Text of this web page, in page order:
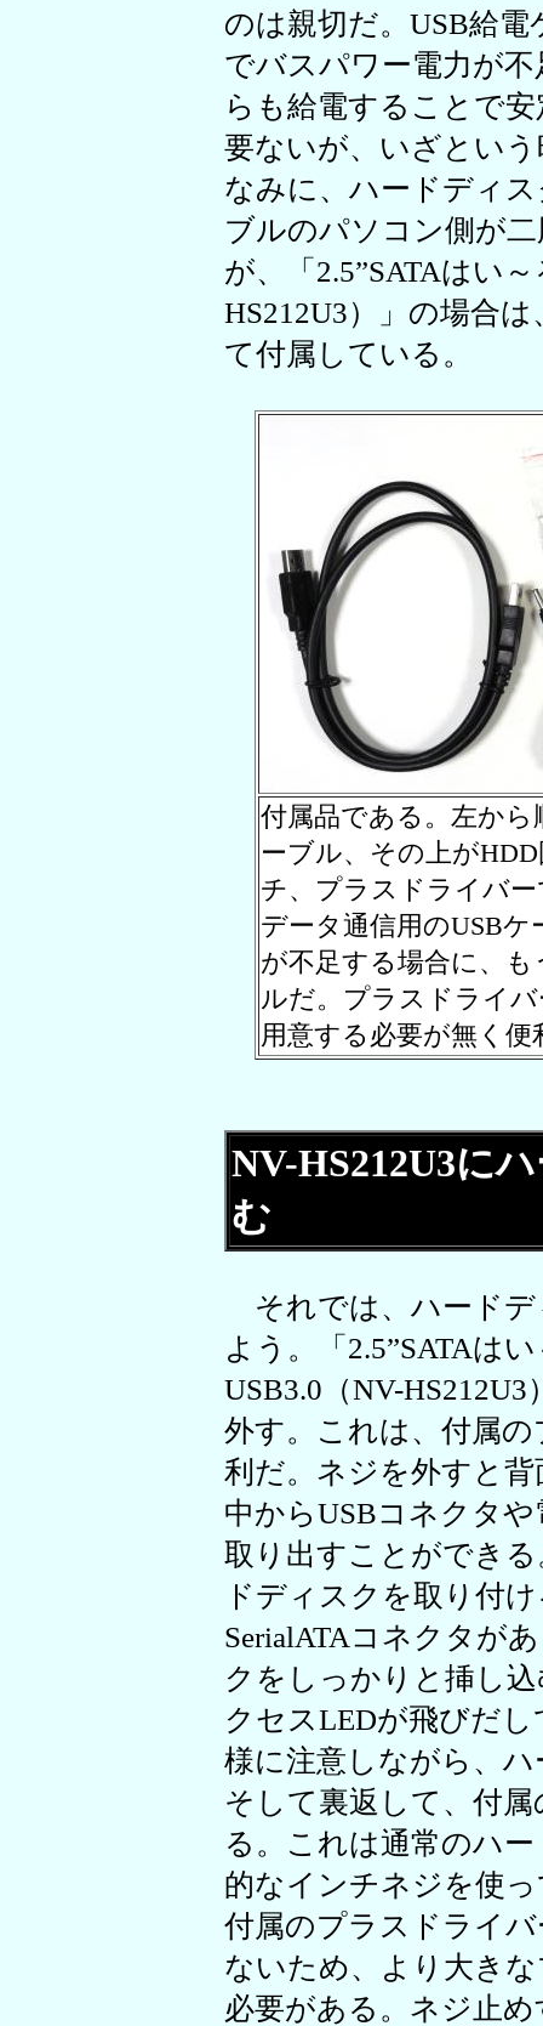
のは親切だ。USB給
でバスパワー電力が
らも給電することで
要ないが、いざとい
なみに、ハードディ
ブルのパソコン側が
が、「2.5”SATAはい～
HS212U3）」の場合
て付属している。
付属品である。左から
ーブル、その上が
チ、プラスドライバ
データ通信用のUSB
が不足する場合に、
ルだ。プラスドライ
用意する必要が無く便
NV-HS212U3に
む
それでは、ハードデ
よう。「2.5”SATAは
USB3.0（NV-
外す。これは、付属
利だ。ネジを外すと
中からUSBコネクタ
取り出すことができ
ドディスクを取り付
SerialATAコネクタが
クをしっかりと挿し
クセスLEDが飛びだ
様に注意しながら、
そして裏返して、付
る。これは通常のハ
的なインチネジを使
付属のプラスドライ
ないため、より大き
必要がある。ネジ止